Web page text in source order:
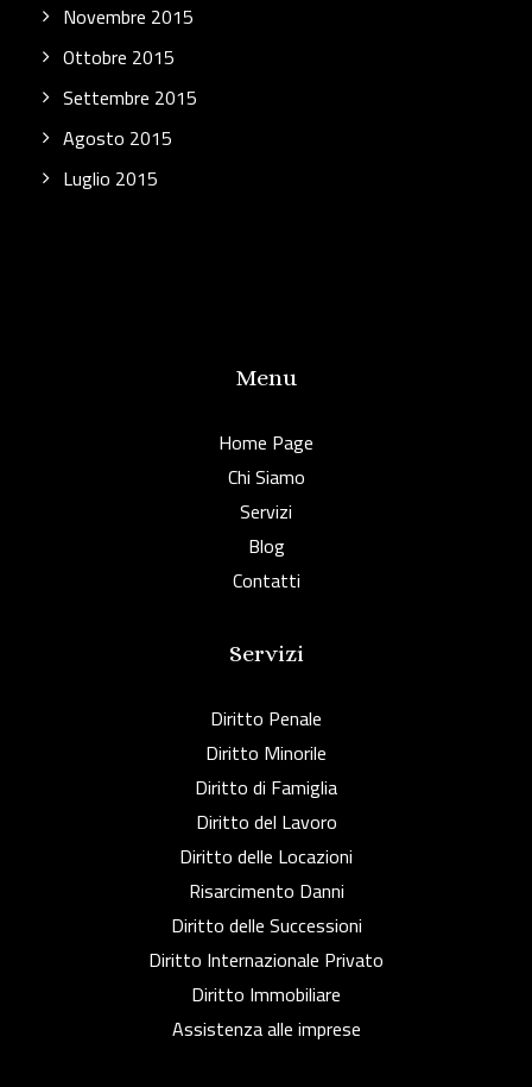
Novembre 2015
Ottobre 2015
Settembre 2015
Agosto 2015
Luglio 2015
Menu
Home Page
Chi Siamo
Servizi
Blog
Contatti
Servizi
Diritto Penale
Diritto Minorile
Diritto di Famiglia
Diritto del Lavoro
Diritto delle Locazioni
Risarcimento Danni
Diritto delle Successioni
Diritto Internazionale Privato
Diritto Immobiliare
Assistenza alle imprese